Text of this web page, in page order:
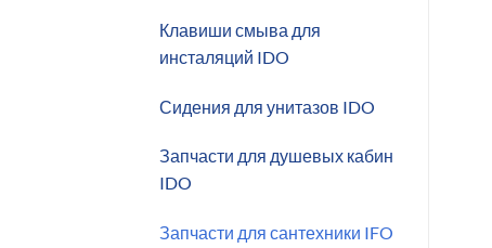
Клавиши смыва для
инсталяций IDO
Сидения для унитазов IDO
Запчасти для душевых кабин
IDO
Запчасти для сантехники IFO